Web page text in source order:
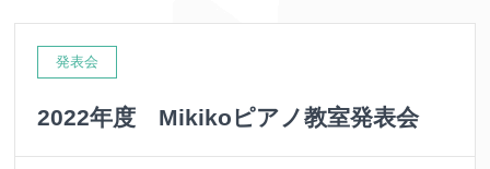
発表会
2022年度 Mikikoピアノ教室発表会